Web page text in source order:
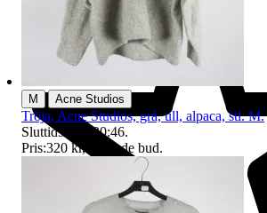
M Acne Studios
Tröja, Acne Studios, grå, ull, alpaca, stl. M.
Sluttid9 aug 20:46.
Pris:320 kr, Ledande bud.